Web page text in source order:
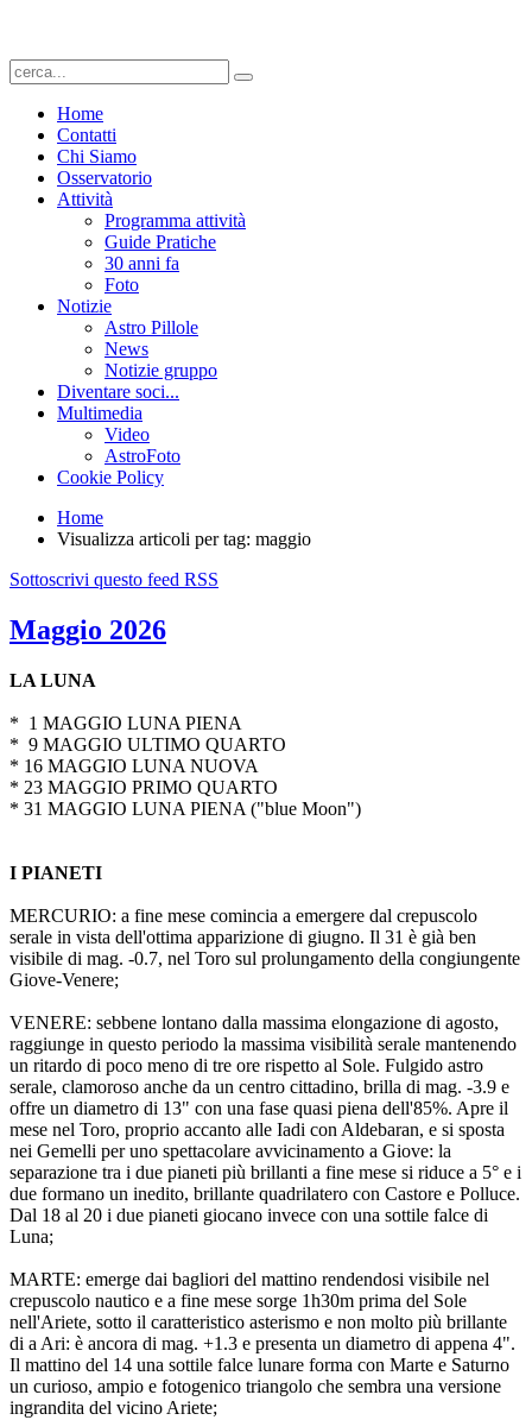
Home
Contatti
Chi Siamo
Osservatorio
Attività
Programma attività
Guide Pratiche
30 anni fa
Foto
Notizie
Astro Pillole
News
Notizie gruppo
Diventare soci...
Multimedia
Video
AstroFoto
Cookie Policy
Home
Visualizza articoli per tag: maggio
Sottoscrivi questo feed RSS
Maggio 2026
LA LUNA
* 1 MAGGIO LUNA PIENA
* 9 MAGGIO ULTIMO QUARTO
* 16 MAGGIO LUNA NUOVA
* 23 MAGGIO PRIMO QUARTO
* 31 MAGGIO LUNA PIENA ("blue Moon")
I PIANETI
MERCURIO: a fine mese comincia a emergere dal crepuscolo
serale in vista dell'ottima apparizione di giugno. Il 31 è già ben
visibile di mag. -0.7, nel Toro sul prolungamento della congiungente
Giove-Venere;
VENERE: sebbene lontano dalla massima elongazione di agosto,
raggiunge in questo periodo la massima visibilità serale mantenendo
un ritardo di poco meno di tre ore rispetto al Sole. Fulgido astro
serale, clamoroso anche da un centro cittadino, brilla di mag. -3.9 e
offre un diametro di 13" con una fase quasi piena dell'85%. Apre il
mese nel Toro, proprio accanto alle Iadi con Aldebaran, e si sposta
nei Gemelli per uno spettacolare avvicinamento a Giove: la
separazione tra i due pianeti più brillanti a fine mese si riduce a 5° e i
due formano un inedito, brillante quadrilatero con Castore e Polluce.
Dal 18 al 20 i due pianeti giocano invece con una sottile falce di
Luna;
MARTE: emerge dai bagliori del mattino rendendosi visibile nel
crepuscolo nautico e a fine mese sorge 1h30m prima del Sole
nell'Ariete, sotto il caratteristico asterismo e non molto più brillante
di a Ari: è ancora di mag. +1.3 e presenta un diametro di appena 4".
Il mattino del 14 una sottile falce lunare forma con Marte e Saturno
un curioso, ampio e fotogenico triangolo che sembra una versione
ingrandita del vicino Ariete;